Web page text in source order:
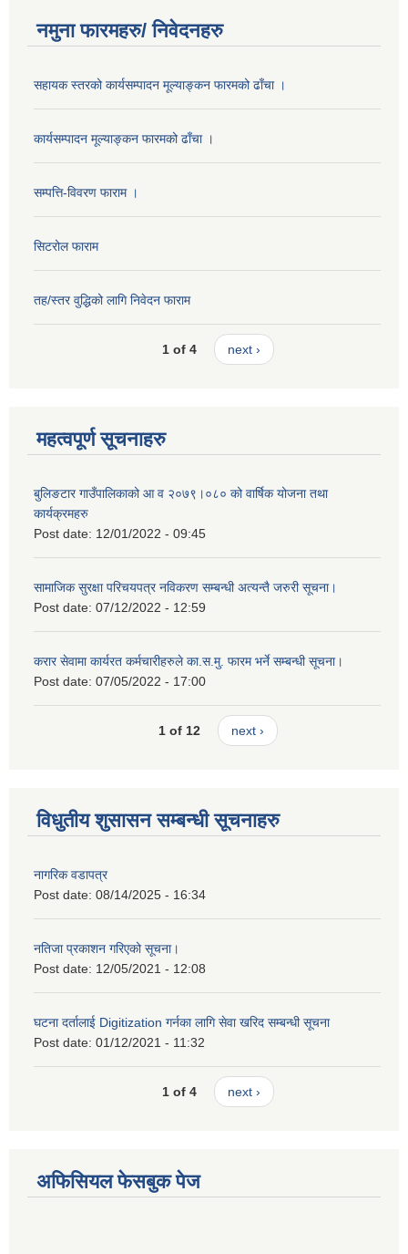
नमुना फारमहरु/ निवेदनहरु
सहायक स्तरको कार्यसम्पादन मूल्याङ्कन फारमको ढाँचा ।
कार्यसम्पादन मूल्याङ्कन फारमको ढाँचा ।
सम्पत्ति-विवरण फाराम ।
सिटरोल फाराम
तह/स्तर वुद्धिको लागि निवेदन फाराम
1 of 4 next ›
महत्वपूर्ण सूचनाहरु
बुलिङटार गाउँपालिकाको आ व २०७९।०८० को वार्षिक योजना तथा
कार्यक्रमहरु
Post date: 12/01/2022 - 09:45
सामाजिक सुरक्षा परिचयपत्र नविकरण सम्बन्धी अत्यन्तै जरुरी सूचना।
Post date: 07/12/2022 - 12:59
करार सेवामा कार्यरत कर्मचारीहरुले का.स.मु. फारम भर्ने सम्बन्धी सूचना।
Post date: 07/05/2022 - 17:00
1 of 12 next ›
विधुतीय शुसासन सम्बन्धी सूचनाहरु
नागरिक वडापत्र
Post date: 08/14/2025 - 16:34
नतिजा प्रकाशन गरिएको सूचना।
Post date: 12/05/2021 - 12:08
घटना दर्तालाई Digitization गर्नका लागि सेवा खरिद सम्बन्धी सूचना
Post date: 01/12/2021 - 11:32
1 of 4 next ›
अफिसियल फेसबुक पेज